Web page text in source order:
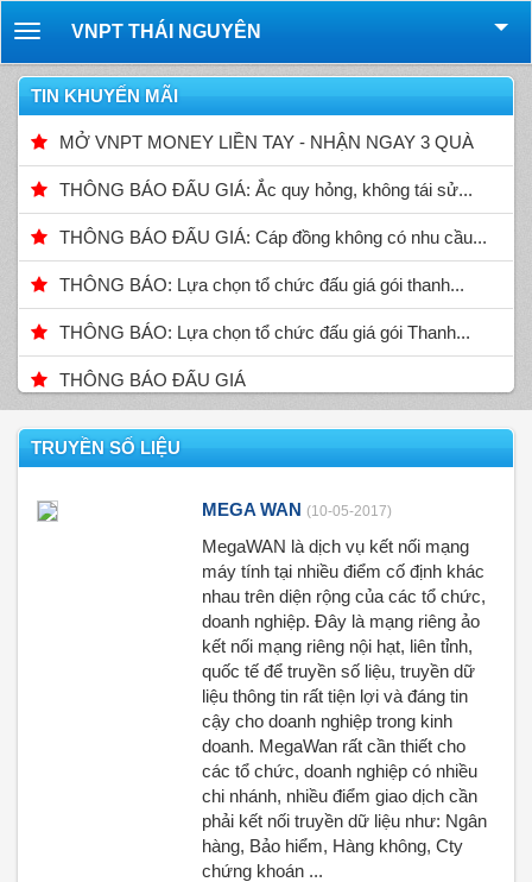
Toggle
navigation
VNPT THÁI NGUYÊN
TIN KHUYẾN MÃI
MỞ VNPT MONEY LIỀN TAY - NHẬN NGAY 3 QUÀ
THÔNG BÁO ĐẤU GIÁ: Ắc quy hỏng, không tái sử...
THÔNG BÁO ĐẤU GIÁ: Cáp đồng không có nhu cầu...
THÔNG BÁO: Lựa chọn tổ chức đấu giá gói thanh...
THÔNG BÁO: Lựa chọn tổ chức đấu giá gói Thanh...
THÔNG BÁO ĐẤU GIÁ
TRUYỀN SỐ LIỆU
MEGA WAN (10-05-2017)
MegaWAN là dịch vụ kết nối mạng
máy tính tại nhiều điểm cố định khác
nhau trên diện rộng của các tổ chức,
doanh nghiệp. Đây là mạng riêng ảo
kết nối mạng riêng nội hạt, liên tỉnh,
quốc tế để truyền số liệu, truyền dữ
liệu thông tin rất tiện lợi và đáng tin
cậy cho doanh nghiệp trong kinh
doanh. MegaWan rất cần thiết cho
các tổ chức, doanh nghiệp có nhiều
chi nhánh, nhiều điểm giao dịch cần
phải kết nối truyền dữ liệu như: Ngân
hàng, Bảo hiểm, Hàng không, Cty
chứng khoán ...